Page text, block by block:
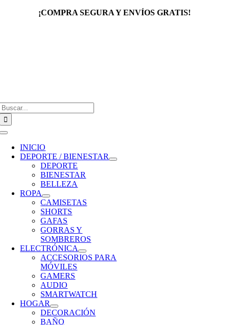
¡COMPRA SEGURA Y ENVÍOS GRATIS!
Toggle
Navigation
INICIO
DEPORTE / BIENESTAR
DEPORTE
BIENESTAR
BELLEZA
ROPA
CAMISETAS
SHORTS
GAFAS
GORRAS Y
SOMBREROS
ELECTRÓNICA
ACCESORIOS PARA
MÓVILES
GAMERS
AUDIO
SMARTWATCH
HOGAR
DECORACIÓN
BAÑO